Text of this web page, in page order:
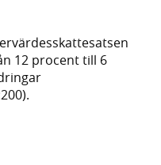
12 procent till 6